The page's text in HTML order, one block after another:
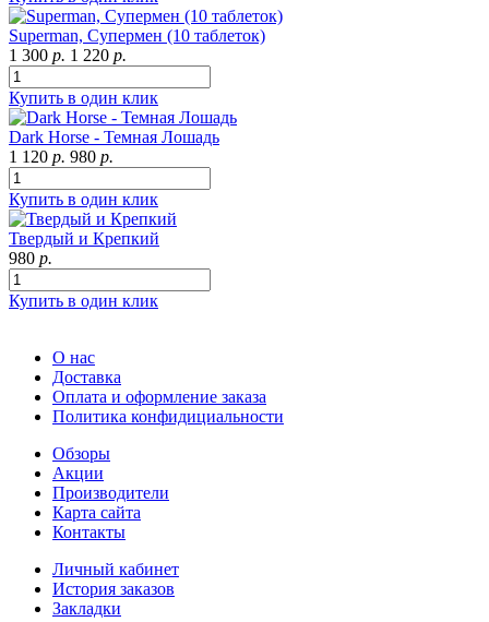
Superman, Супермен (10 таблеток)
1 300 р. 1 220 р.
Купить в один клик
Dark Horse - Темная Лошадь
1 120 р. 980 р.
Купить в один клик
Твердый и Крепкий
980 р.
Купить в один клик
О нас
Доставка
Оплата и оформление заказа
Политика конфидициальности
Обзоры
Акции
Производители
Карта сайта
Контакты
Личный кабинет
История заказов
Закладки